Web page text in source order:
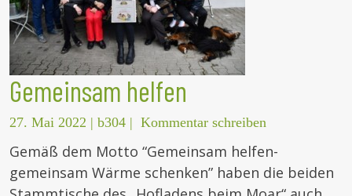
Gemeinsam helfen
27. Mai 2022 | b304 | Kommentar schreiben
Gemäß dem Motto “Gemeinsam helfen-
gemeinsam Wärme schenken” haben die beiden